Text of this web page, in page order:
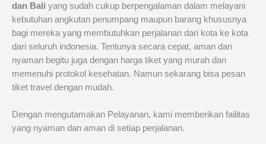
dan Bali yang sudah cukup berpengalaman dalam melayani
kebutuhan angkutan penumpang maupun barang khususnya
bagi mereka yang membutuhkan perjalanan dari kota ke kota
dari seluruh indonesia. Tentunya secara cepat, aman dan
nyaman begitu juga dengan harga tiket yang murah dan
memenuhi protokol kesehatan. Namun sekarang bisa pesan
tiket travel dengan mudah.
Dengan mengutamakan Pelayanan, kami memberikan failitas
yang nyaman dan aman di setiap perjalanan.